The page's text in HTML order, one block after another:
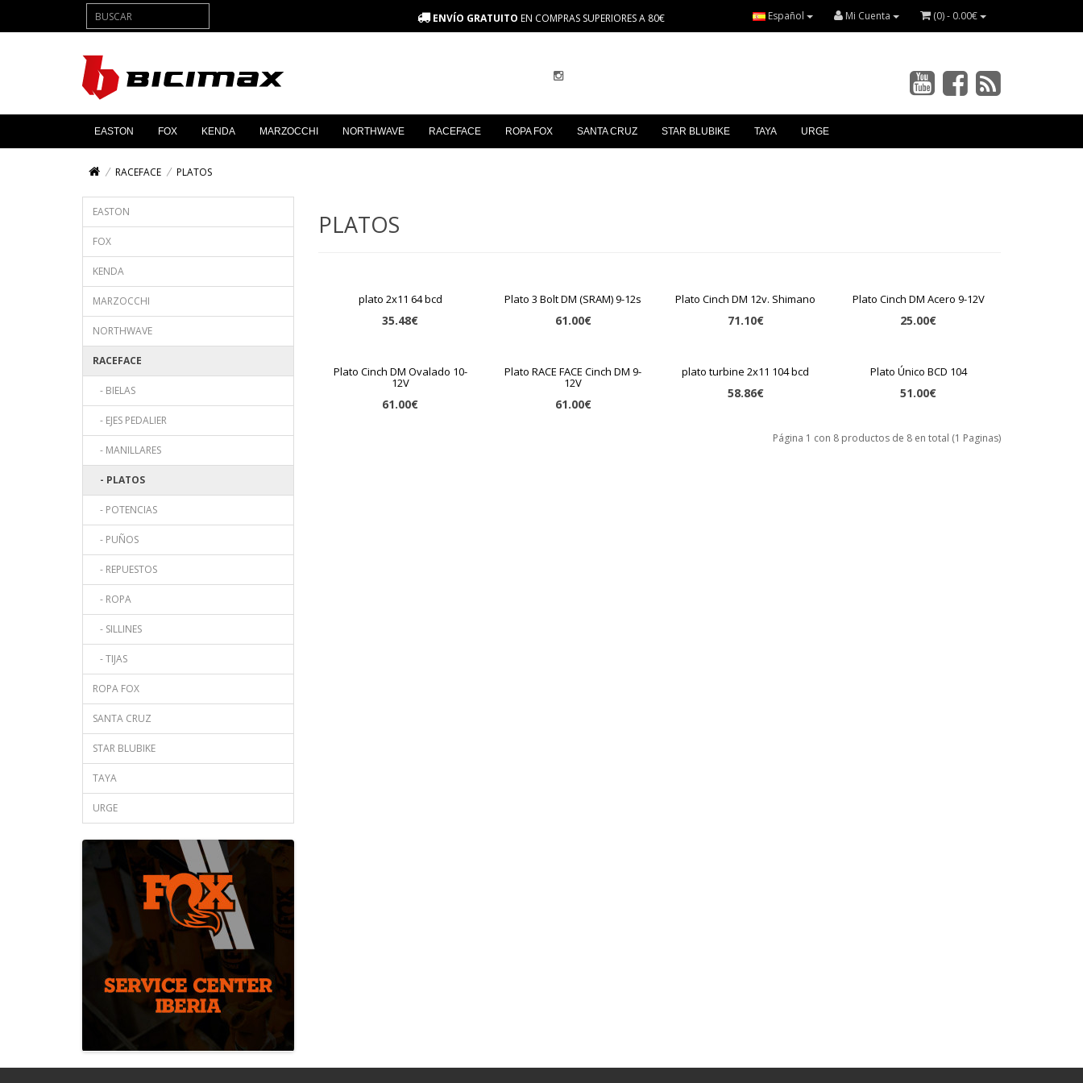
(0) - 0.00€
Mi Cuenta
Español
ENVÍO GRATUITO EN COMPRAS SUPERIORES A 80€
EASTON FOX KENDA MARZOCCHI NORTHWAVE RACEFACE ROPA FOX SANTA CRUZ STAR BLUBIKE TAYA URGE
RACEFACE PLATOS
EASTON
FOX
KENDA
MARZOCCHI
NORTHWAVE
RACEFACE
- BIELAS
- EJES PEDALIER
- MANILLARES
- PLATOS
- POTENCIAS
- PUÑOS
- REPUESTOS
- ROPA
- SILLINES
- TIJAS
ROPA FOX
SANTA CRUZ
STAR BLUBIKE
TAYA
URGE
PLATOS
plato 2x11 64 bcd
35.48€
Plato 3 Bolt DM (SRAM) 9-12s
61.00€
Plato Cinch DM 12v. Shimano
71.10€
Plato Cinch DM Acero 9-12V
25.00€
Plato Cinch DM Ovalado 10-
12V
61.00€
Plato RACE FACE Cinch DM 9-
12V
61.00€
plato turbine 2x11 104 bcd
58.86€
Plato Único BCD 104
51.00€
Página 1 con 8 productos de 8 en total (1 Paginas)